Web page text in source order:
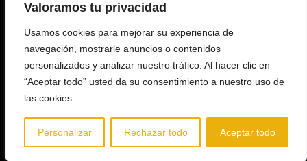
Valoramos tu privacidad
Usamos cookies para mejorar su experiencia de
navegación, mostrarle anuncios o contenidos
personalizados y analizar nuestro tráfico. Al hacer clic en
“Aceptar todo” usted da su consentimiento a nuestro uso de
las cookies.
Personalizar Rechazar todo Aceptar todo
MAPA DEL SITIO
POLÍTICA DE
ACCESIBILIDAD